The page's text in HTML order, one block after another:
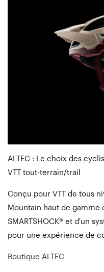
ALTEC : Le choix des
VTT tout-terrain/trail
Conçu pour VTT de tous
Mountain haut de
SMARTSHOCK® et d'un
pour une expérience de
Boutique ALTEC